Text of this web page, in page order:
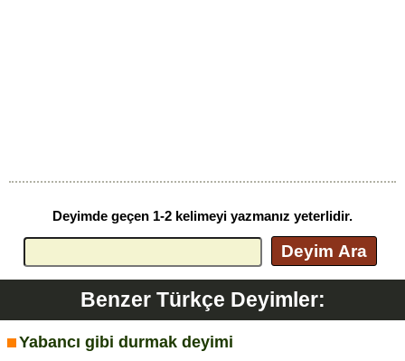
Deyimde geçen 1-2 kelimeyi yazmanız yeterlidir.
Deyim Ara
Benzer Türkçe Deyimler:
Yabancı gibi durmak deyimi